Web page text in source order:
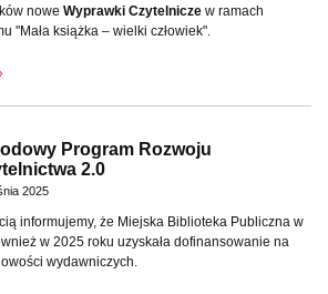
nowe Wyprawki Czytelnicze w ramach
"Mała książka – wielki człowiek".
Program Rozwoju
2.0
2025
informujemy, że Miejska Biblioteka Publiczna w
w 2025 roku uzyskała dofinansowanie na
wydawniczych.